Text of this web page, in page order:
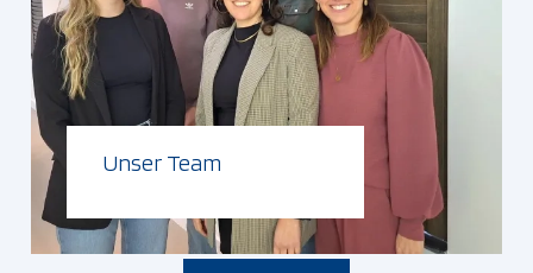
Unser Team
Weiterlesen